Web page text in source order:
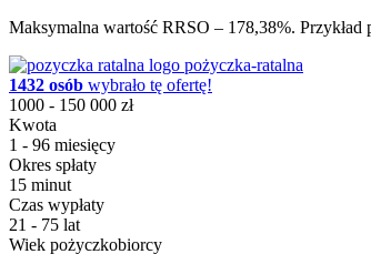
Maksymalna wartość RRSO – 178,38%. Przykład
pożyczka-ratalna
1432 osób wybrało tę ofertę!
1000 - 150 000 zł
Kwota
1 - 96 miesięcy
Okres spłaty
15 minut
Czas wypłaty
21 - 75 lat
Wiek pożyczkobiorcy